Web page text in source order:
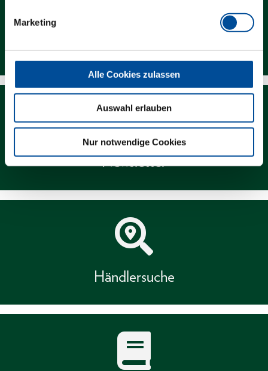
Marketing
Alle Cookies zulassen
Auswahl erlauben
Nur notwendige Cookies
Kontakt
Newsletter
Händlersuche